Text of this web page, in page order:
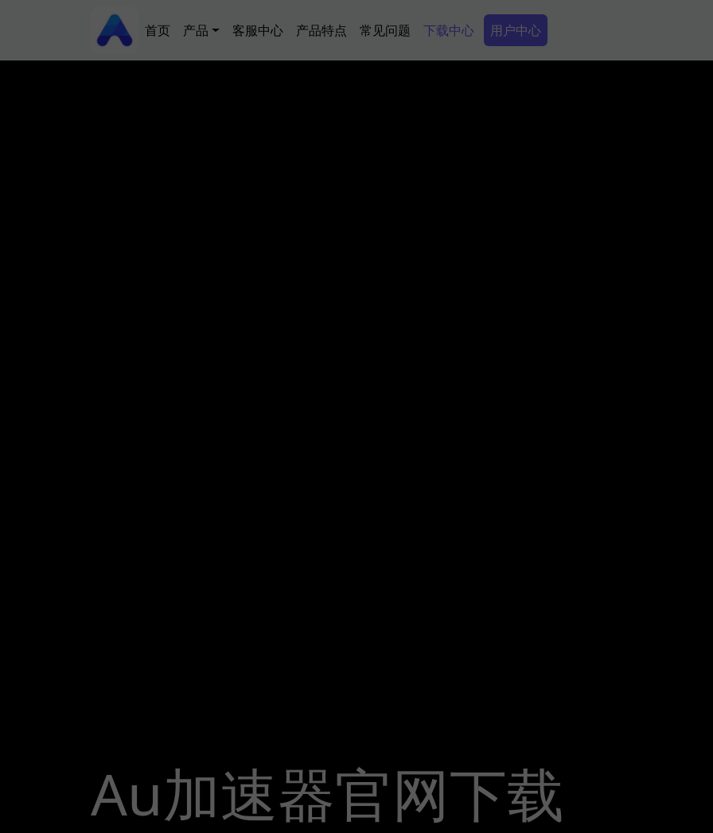
Main navigation
首页 产品 客服中心 产品特点 常见问题 下载中心 Secondary Menu
用户中心
Au加速器官网下载